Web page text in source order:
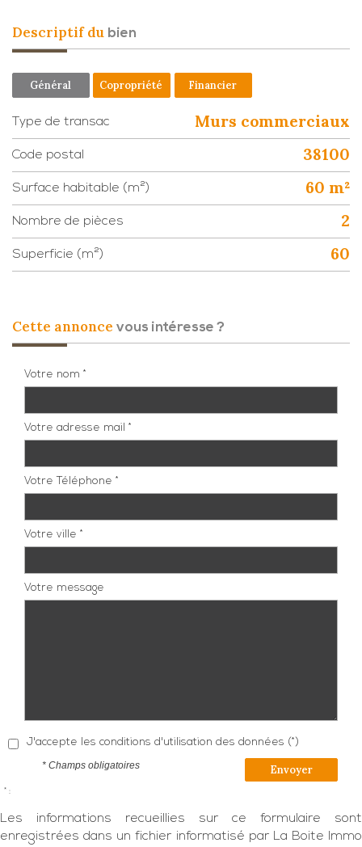
descriptif du bien
Général Copropriété Financier
Type de transac Murs commerciaux
Code postal 38100
Surface habitable (m²) 60 m²
Nombre de pièces 2
Superficie (m²) 60
cette annonce vous intéresse ?
Votre nom *
Votre adresse mail *
Votre Téléphone *
Votre ville *
Votre message
J'accepte les conditions d'utilisation des données (*)
Envoyer
* Champs obligatoires
* :
Les informations recueillies sur ce formulaire sont
enregistrées dans un fichier informatisé par La Boite Immo